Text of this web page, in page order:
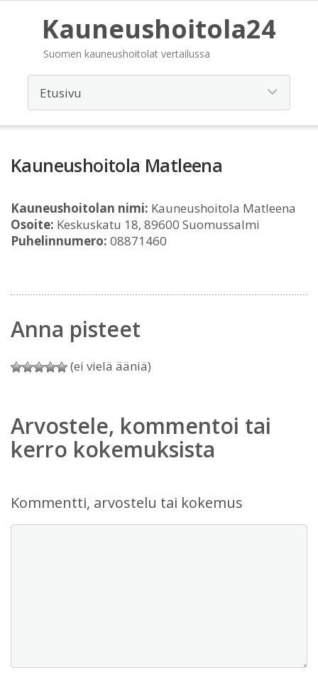
Kauneushoitola24
Suomen kauneushoitolat vertailussa
Kauneushoitola Matleena
Kauneushoitolan nimi: Kauneushoitola Matleena
Osoite: Keskuskatu 18, 89600 Suomussalmi
Puhelinnumero: 08871460
Anna pisteet
(ei vielä ääniä)
Arvostele, kommentoi tai
kerro kokemuksista
Kommentti, arvostelu tai kokemus